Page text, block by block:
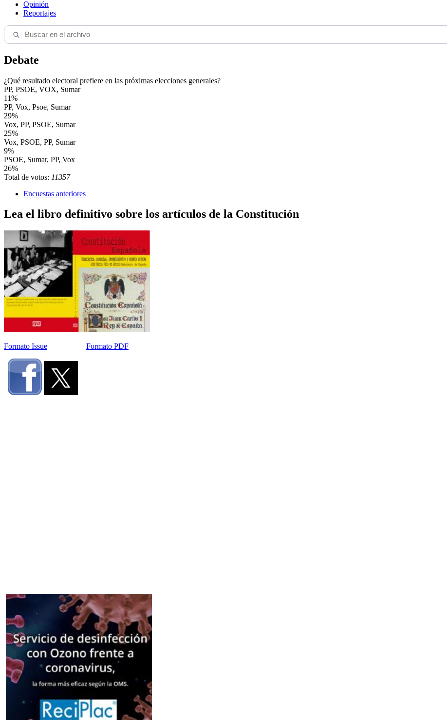
Opinión
Reportajes
Debate
¿Qué resultado electoral prefiere en las próximas elecciones generales?
PP, PSOE, VOX, Sumar
11%
PP, Vox, Psoe, Sumar
29%
Vox, PP, PSOE, Sumar
25%
Vox, PSOE, PP, Sumar
9%
PSOE, Sumar, PP, Vox
26%
Total de votos: 11357
Encuestas anteriores
Lea el libro definitivo sobre los artículos de la Constitución
Formato Issue Formato PDF